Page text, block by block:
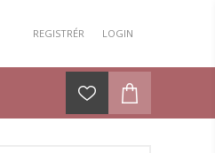
REGISTRÉR LOGIN